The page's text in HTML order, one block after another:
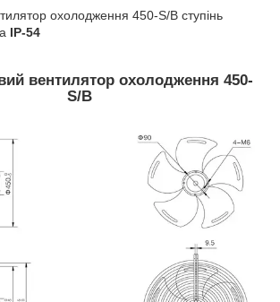
охолодження 450-S/B ступінь
IP-54
вентилятор охолодження 450-
S/B